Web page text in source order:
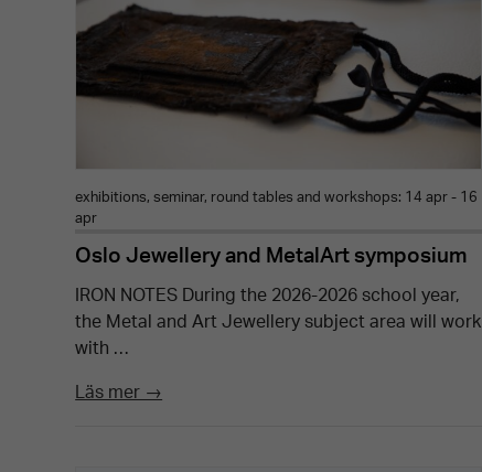
exhibitions, seminar, round tables and workshops: 14 apr - 16
apr
Oslo Jewellery and MetalArt symposium
IRON NOTES During the 2026-2026 school year,
the Metal and Art Jewellery subject area will work
with …
Läs mer →